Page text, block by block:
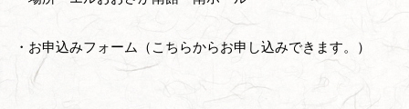
・お申込みフォーム（こちらからお申し込みできます。）